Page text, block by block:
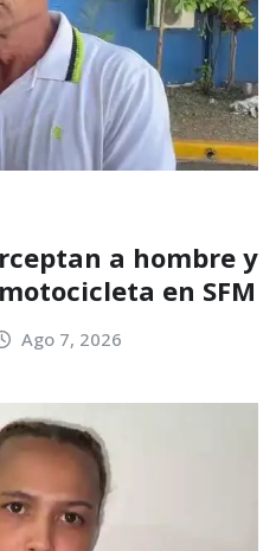
a hombre y
en SFM
Ago 7, 2026